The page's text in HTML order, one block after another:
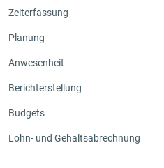
Zeiterfassung
Planung
Anwesenheit
Berichterstellung
Budgets
Lohn- und Gehaltsabrechnung